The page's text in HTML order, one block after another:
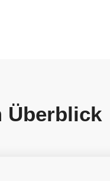
Überblick